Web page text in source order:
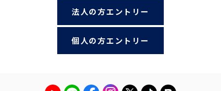
法人の方エントリー
個人の方エントリー